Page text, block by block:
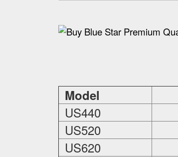
Model
US440
US520
US620